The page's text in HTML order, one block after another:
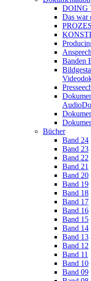
DOING
Das war
Banden
Bücher
Band 24
Band 23
Band 22
Band 21
Band 20
Band 19
Band 18
Band 17
Band 16
Band 15
Band 14
Band 13
Band 12
Band 11
Band 10
Band 09